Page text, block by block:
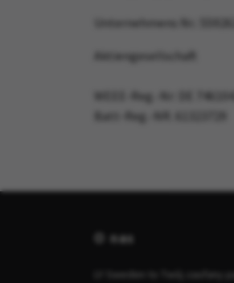
Unternehmens Nr.:
Aktiengesellschaft
WEEE-Reg.-Nr: DE
Batt-Reg.-NR. 61323729
O nas
LY Sweden to Twój zaufany